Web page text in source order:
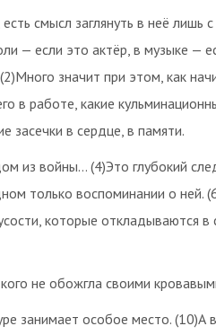
смысл заглянуть в неё лишь с
— если это актёр, в музыке —
значит при этом, как
в работе, какие
засечки в сердце, в памяти.
из войны… (4)Это глубокий
только воспоминании о ней.
которые откладываются в
не обожгла своими
занимает особое место. (10)А